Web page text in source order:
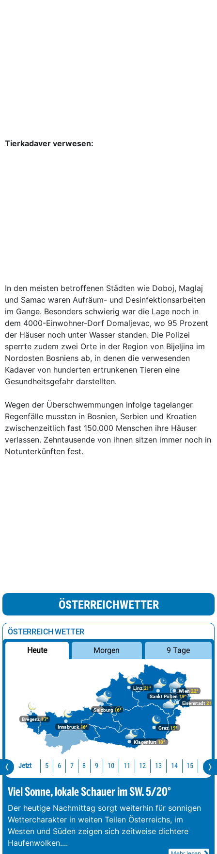
Tierkadaver verwesen:
In den meisten betroffenen Städten wie Doboj, Maglaj
und Samac waren Aufräum- und Desinfektionsarbeiten
im Gange. Besonders schwierig war die Lage noch in
dem 4000-Einwohner-Dorf Domaljevac, wo 95 Prozent
der Häuser noch unter Wasser standen. Die Polizei
sperrte zudem zwei Orte in der Region von Bijeljina im
Nordosten Bosniens ab, in denen die verwesenden
Kadaver von hunderten ertrunkenen Tieren eine
Gesundheitsgefahr darstellten.
Wegen der Überschwemmungen infolge tagelanger
Regenfälle mussten in Bosnien, Serbien und Kroatien
zwischenzeitlich fast 150.000 Menschen ihre Häuser
verlassen. Zehntausende von ihnen sitzen immer noch in
Notunterkünften fest.
ÖSTERREICHWETTER
ÖSTERREICH WETTER
Heute Morgen 9 Tage
Bregenz17°
Graz19°
Innsbruck16°
Klagenfurt 18°
Linz21°
Salzburg16°
Wien 22°
Eisenstadt 21°
Sankt Pölten 19°
Jetzt 5 6 7 8 9 10 11 12 13 14 15 16
Viel Sonne, lokale Schauer im SW. 5/20°
Der heutige Nachmittag sorgt weiterhin für sonnigen
Wettercharakter in weiten Teilen Österreichs, im
Westen und Süden zeigen sich zeitweise dichtere
Haufenwolken....